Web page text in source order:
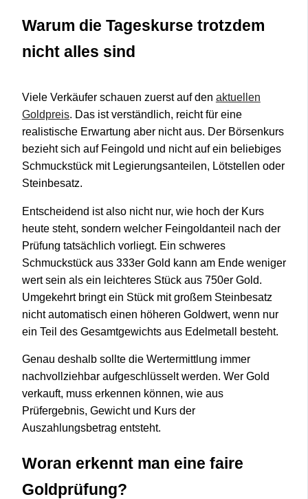
Warum die Tageskurse trotzdem
nicht alles sind
Viele Verkäufer schauen zuerst auf den aktuellen
Goldpreis. Das ist verständlich, reicht für eine
realistische Erwartung aber nicht aus. Der Börsenkurs
bezieht sich auf Feingold und nicht auf ein beliebiges
Schmuckstück mit Legierungsanteilen, Lötstellen oder
Steinbesatz.
Entscheidend ist also nicht nur, wie hoch der Kurs
heute steht, sondern welcher Feingoldanteil nach der
Prüfung tatsächlich vorliegt. Ein schweres
Schmuckstück aus 333er Gold kann am Ende weniger
wert sein als ein leichteres Stück aus 750er Gold.
Umgekehrt bringt ein Stück mit großem Steinbesatz
nicht automatisch einen höheren Goldwert, wenn nur
ein Teil des Gesamtgewichts aus Edelmetall besteht.
Genau deshalb sollte die Wertermittlung immer
nachvollziehbar aufgeschlüsselt werden. Wer Gold
verkauft, muss erkennen können, wie aus
Prüfergebnis, Gewicht und Kurs der
Auszahlungsbetrag entsteht.
Woran erkennt man eine faire
Goldprüfung?